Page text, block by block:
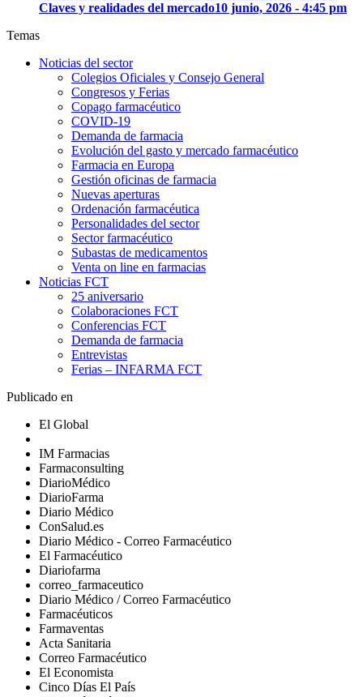
Claves y realidades del mercado10 junio, 2026 - 4:45 pm
Temas
Noticias del sector
Colegios Oficiales y Consejo General
Congresos y Ferias
Copago farmacéutico
COVID-19
Demanda de farmacia
Evolución del gasto y mercado farmacéutico
Farmacia en Europa
Gestión oficinas de farmacia
Nuevas aperturas
Ordenación farmacéutica
Personalidades del sector
Sector farmacéutico
Subastas de medicamentos
Venta on line en farmacias
Noticias FCT
25 aniversario
Colaboraciones FCT
Conferencias FCT
Demanda de farmacia
Entrevistas
Ferias – INFARMA FCT
Publicado en
El Global
IM Farmacias
Farmaconsulting
DiarioMédico
DiarioFarma
Diario Médico
ConSalud.es
Diario Médico - Correo Farmacéutico
El Farmacéutico
Diariofarma
correo_farmaceutico
Diario Médico / Correo Farmacéutico
Farmacéuticos
Farmaventas
Acta Sanitaria
Correo Farmacéutico
El Economista
Cinco Días El País